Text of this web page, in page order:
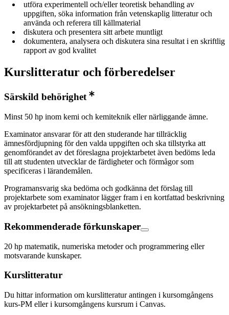
utföra experimentell och/eller teoretisk behandling av
uppgiften, söka information från vetenskaplig litteratur och
använda och referera till källmaterial
diskutera och presentera sitt arbete muntligt
dokumentera, analysera och diskutera sina resultat i en skriftlig
rapport av god kvalitet
Kurslitteratur och förberedelser
Särskild behörighet
Minst 50 hp inom kemi och kemiteknik eller närliggande ämne.
Examinator ansvarar för att den studerande har tillräcklig
ämnesfördjupning för den valda uppgiften och ska tillstyrka att
genomförandet av det föreslagna projektarbetet även bedöms leda
till att studenten utvecklar de färdigheter och förmågor som
specificeras i lärandemålen.
Programansvarig ska bedöma och godkänna det förslag till
projektarbete som examinator lägger fram i en kortfattad beskrivning
av projektarbetet på ansökningsblanketten.
Rekommenderade förkunskaper
20 hp matematik, numeriska metoder och programmering eller
motsvarande kunskaper.
Kurslitteratur
Du hittar information om kurslitteratur antingen i kursomgångens
kurs-PM eller i kursomgångens kursrum i Canvas.